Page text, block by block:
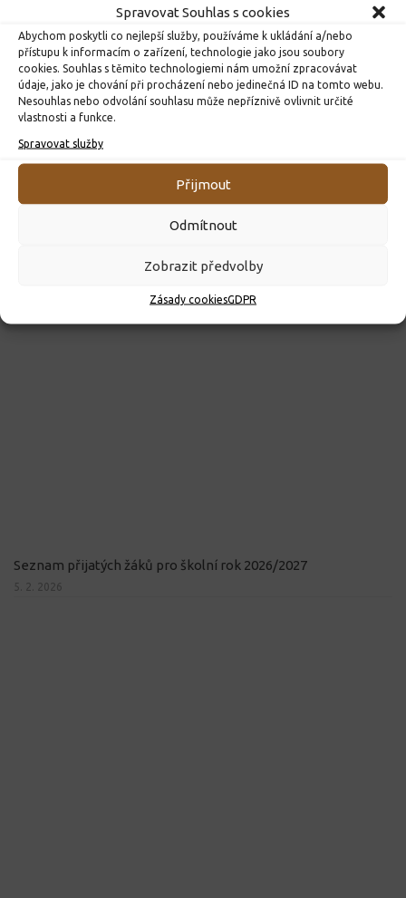
Spravovat Souhlas s cookies
Abychom poskytli co nejlepší služby, používáme k ukládání a/nebo
přístupu k informacím o zařízení, technologie jako jsou soubory
cookies. Souhlas s těmito technologiemi nám umožní zpracovávat
údaje, jako je chování při procházení nebo jedinečná ID na tomto webu.
Nesouhlas nebo odvolání souhlasu může nepříznivě ovlivnit určité
vlastnosti a funkce.
Spravovat služby
Přijmout
Odmítnout
Zobrazit předvolby
Zásady cookiesGDPR
ROZHODNUTÍ O PŘIJETÍ K PŘEDŠKOLNÍMU VZDĚLÁVÁNÍ
Seznam přijatých žáků pro školní rok 2026/2027
5. 2. 2026